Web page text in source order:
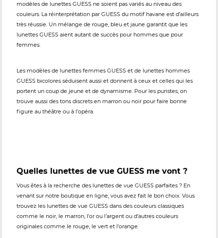
modèles de lunettes GUESS ne soient pas variés au niveau des
couleurs. La réinterprétation par GUESS du motif havane est d’ailleurs
très réussie. Un mélange de rouge, bleu et jaune garantit que les
lunettes GUESS aient autant de succès pour hommes que pour
femmes.
Les modèles de lunettes femmes GUESS et de lunettes hommes
GUESS bicolores séduisent aussi et donnent à ceux et celles qui les
portent un coup de jeune et de dynamisme. Pour les puristes, on
trouve aussi des tons discrets en marron ou noir pour faire bonne
figure au théâtre ou à l’opéra.
Quelles lunettes de vue GUESS me vont ?
Vous êtes à la recherche des lunettes de vue GUESS parfaites ? En
venant sur notre boutique en ligne, vous avez fait le bon choix. Vous
trouvez les lunettes de vue GUESS dans des couleurs classiques
comme le noir, le marron, l’or ou l’argent ou d’autres couleurs
originales comme le rouge, le vert et l’orange.